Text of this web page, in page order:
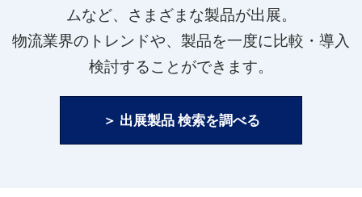
ムなど、さまざまな製品が出展。
物流業界のトレンドや、製品を一度に比較・導入
検討することができます。
＞ 出展製品 検索を調べる